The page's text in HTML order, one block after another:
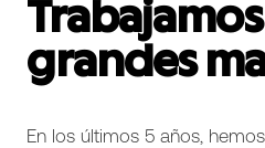
grandes
En los últimos 5 años,